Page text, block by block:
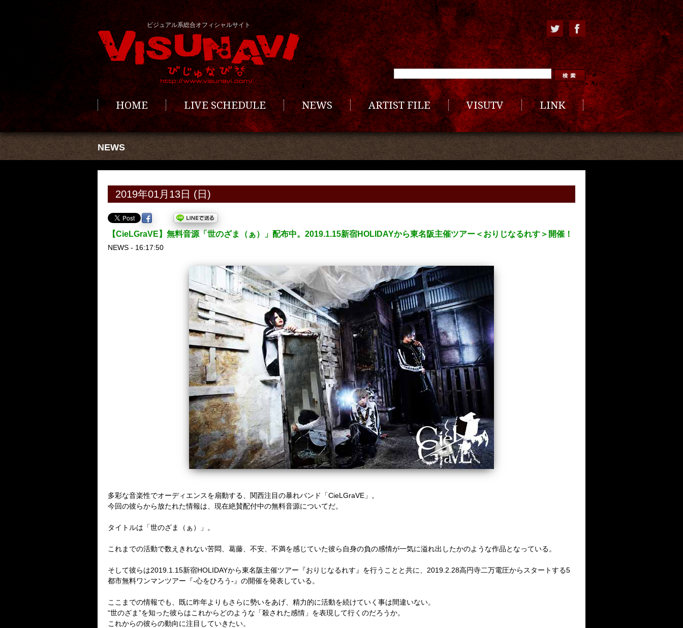
ビジュアル系総合オフィシャルサイト
HOME LIVE SCHEDULE NEWS ARTIST FILE VISUTV LINK
NEWS
2019年01月13日 (日)
【CieLGraVE】無料音源「世のざま（ぁ）」配布中。2019.1.15新宿HOLIDAYから東名阪主催ツアー＜おりじなるれす＞開催！
NEWS - 16:17:50
多彩な音楽性でオーディエンスを扇動する、関西注目の暴れバンド「CieLGraVE」。
今回の彼らから放たれた情報は、現在絶賛配付中の無料音源についてだ。
タイトルは「世のざま（ぁ）」。
これまでの活動で数えきれない苦悶、葛藤、不安、不満を感じていた彼ら自身の負の感情が一気に溢れ出したかのような作品となっている。
そして彼らは2019.1.15新宿HOLIDAYから東名阪主催ツアー『おりじなるれす』を行うことと共に、2019.2.28高円寺二万電圧からスタートする5
都市無料ワンマンツアー『-心をひろう-』の開催を発表している。
ここまでの情報でも、既に昨年よりもさらに勢いをあげ、精力的に活動を続けていく事は間違いない。
“世のざま”を知った彼らはこれからどのような「殺された感情」を表現して行くのだろうか。
これからの彼らの動向に注目していきたい。